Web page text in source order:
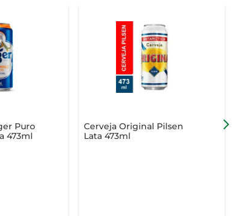
Puro
473ml
Cerveja Original Pilsen
Lata 473ml